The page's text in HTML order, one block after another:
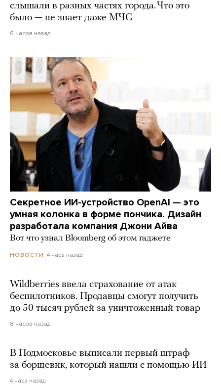
слышали в разных частях города. Что это
было — не знает даже МЧС
6 часов назад
Секретное ИИ-устройство OpenAI — это
умная колонка в форме пончика. Дизайн
разработала компания Джони Айва
Вот что узнал Bloomberg об этом гаджете
НОВОСТИ 4 часа назад
Wildberries ввела страхование от атак
беспилотников. Продавцы смогут получить
до 50 тысяч рублей за уничтоженный товар
8 часов назад
В Подмосковье выписали первый штраф
за борщевик, который нашли с помощью ИИ
4 часа назад